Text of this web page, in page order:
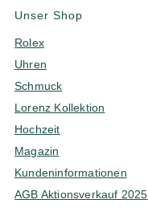
Unser Shop
Rolex
Uhren
Schmuck
Lorenz Kollektion
Hochzeit
Magazin
Kundeninformationen
AGB Aktionsverkauf 2025